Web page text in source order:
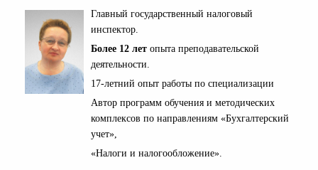
Главный государственный налоговый
инспектор.
Более 12 лет опыта преподавательской
деятельности.
17-летний опыт работы по специализации
Автор программ обучения и методических
комплексов по направлениям «Бухгалтерский
учет»,
«Налоги и налогообложение».